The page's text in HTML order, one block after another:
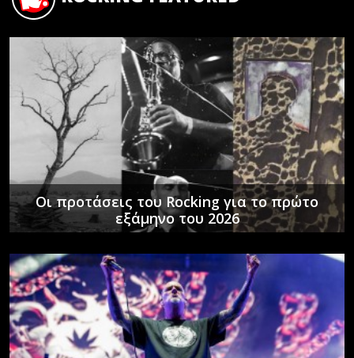
Οι προτάσεις του Rocking για το πρώτο
εξάμηνο του 2026